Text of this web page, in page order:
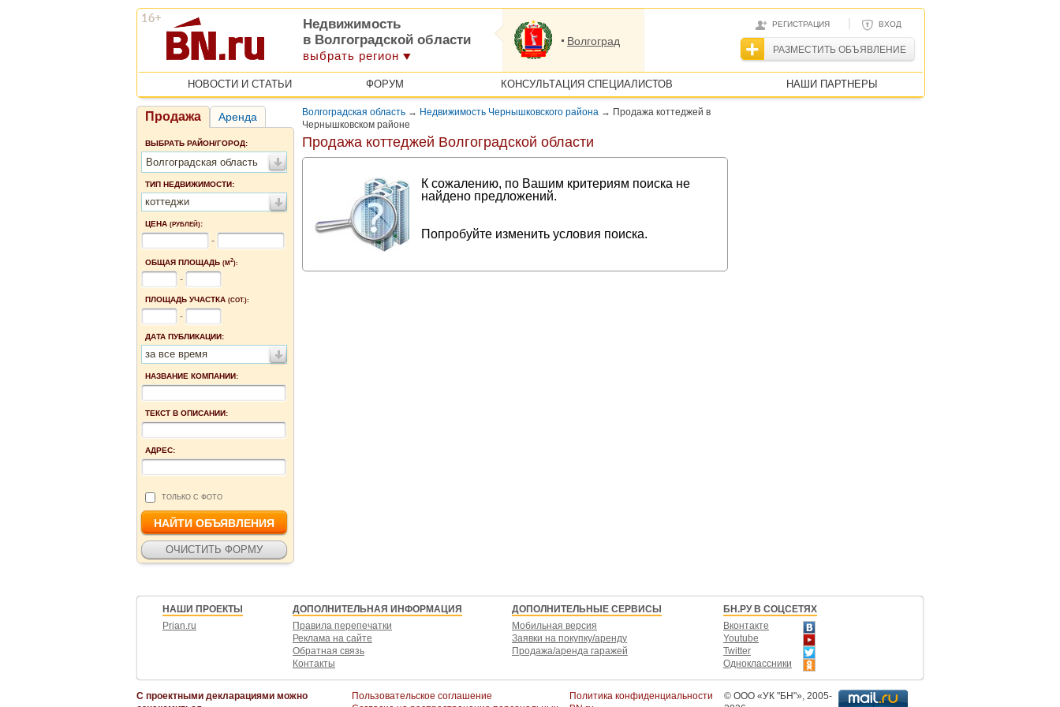
РЕГИСТРАЦИЯ | ВХОД
РАЗМЕСТИТЬ ОБЪЯВЛЕНИЕ
Недвижимость
в Волгоградской области
выбрать регион
Волгоград
НОВОСТИ И СТАТЬИ ФОРУМ КОНСУЛЬТАЦИЯ СПЕЦИАЛИСТОВ НАШИ ПАРТНЕРЫ
Продажа Аренда
ВЫБРАТЬ РАЙОН/ГОРОД:
Волгоградская область
ТИП НЕДВИЖИМОСТИ:
коттеджи
ЦЕНА (РУБЛЕЙ):
-
ОБЩАЯ ПЛОЩАДЬ (М2):
-
ПЛОЩАДЬ УЧАСТКА (СОТ.):
-
ДАТА ПУБЛИКАЦИИ:
за все время
НАЗВАНИЕ КОМПАНИИ:
ТЕКСТ В ОПИСАНИИ:
АДРЕС:
ТОЛЬКО С ФОТО
Волгоградская область → Недвижимость Чернышковского района → Продажа коттеджей в
Чернышковском районе
Продажа коттеджей Волгоградской области
К сожалению, по Вашим критериям поиска не
найдено предложений.
Попробуйте изменить условия поиска.
НАШИ ПРОЕКТЫ
Prian.ru
ДОПОЛНИТЕЛЬНАЯ ИНФОРМАЦИЯ
Правила перепечатки
Реклама на сайте
Обратная связь
Контакты
ДОПОЛНИТЕЛЬНЫЕ СЕРВИСЫ
Мобильная версия
Заявки на покупку/аренду
Продажа/аренда гаражей
БН.РУ В СОЦСЕТЯХ
Вконтакте
Youtube
Twitter
Одноклассники
С проектными декларациями можно
Пользовательское соглашение
Политика конфиденциальности
© ООО «УК "БН"» , 2005-